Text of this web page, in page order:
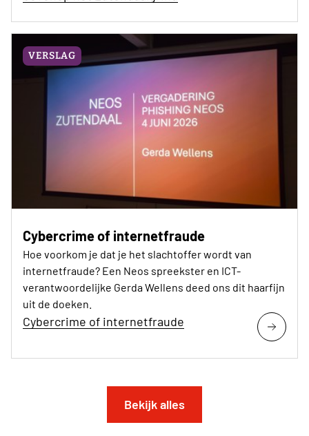
VERSLAG
Cybercrime of internetfraude
Hoe voorkom je dat je het slachtoffer wordt van
internetfraude? Een Neos spreekster en ICT-
verantwoordelijke Gerda Wellens deed ons dit haarfijn
uit de doeken.
Cybercrime of internetfraude
Bekijk alles